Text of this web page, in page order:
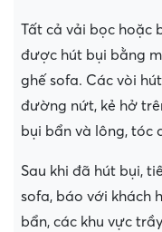
Tất cả vải bọc hoặc
được hút bụi bằng
ghế sofa. Các vòi
đường nứt, kẻ hở
bụi bẩn và lông, tóc
Sau khi đã hút bụi,
sofa, báo với khách
bẩn, các khu vực